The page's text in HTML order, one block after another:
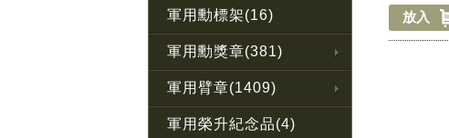
軍用勳標架(16)
軍用勳獎章(381)
軍用臂章(1409)
軍用榮升紀念品(4)